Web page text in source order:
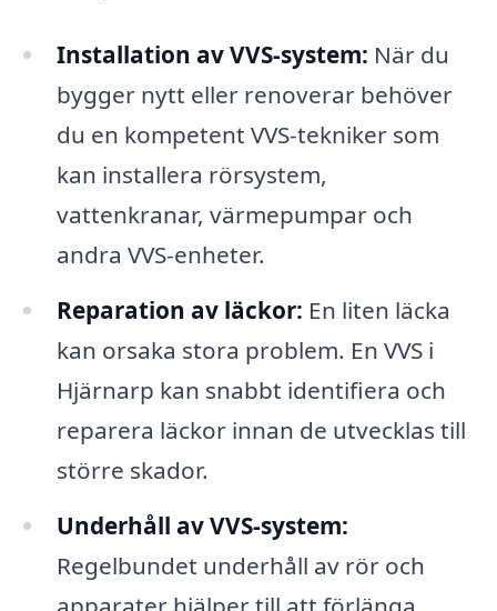
Installation av VVS-system: När du
bygger nytt eller renoverar behöver
du en kompetent VVS-tekniker som
kan installera rörsystem,
vattenkranar, värmepumpar och
andra VVS-enheter.
Reparation av läckor: En liten läcka
kan orsaka stora problem. En VVS i
Hjärnarp kan snabbt identifiera och
reparera läckor innan de utvecklas till
större skador.
Underhåll av VVS-system:
Regelbundet underhåll av rör och